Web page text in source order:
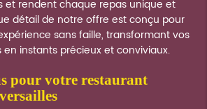
et rendent chaque repas unique et
détail de notre offre est conçu pour
sans faille, transformant vos
instants précieux et conviviaux.